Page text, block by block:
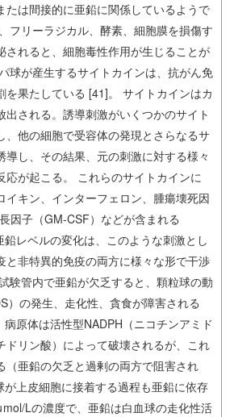
たは間接的に亜鉛に関係しているようで
フリーラジカル、酵素、細胞膜を損傷す
されると、細胞毒性作用が生じることが
球が産生するサイトカインは、抗がん免
を果たしている [41]。 サイトカインはカ
出される。誘導刺激がいくつかのサイト
、他の細胞で受容体の発現とさらなるサ
導し、その結果、元の刺激に対する様々
応が起こる。 これらのサイトカインに
イキン、インターフェロン、腫瘍壊死因
因子（GM-CSF）などが含まれる
レベルの変化は、このような刺激とし
と非特異的免疫の両方に様々な形で干渉
験管内で亜鉛が欠乏すると、顆粒球の動
）の発生、走化性、貪食が障害される
病原体は活性型NADPH（ニコチンアミド
ドリン酸）によって破壊されるが、これ
（亜鉛の欠乏と過剰の両方で阻害され
上皮細胞に接着する過程も亜鉛に依存
Lの濃度で、亜鉛は白血球の走化性活